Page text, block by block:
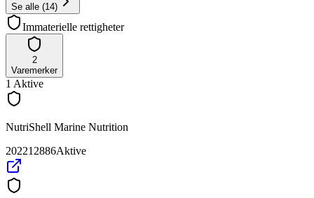
Se alle (14)
Immaterielle rettigheter
2
Varemerker
1 Aktive
NutriShell Marine Nutrition
202212886Aktive